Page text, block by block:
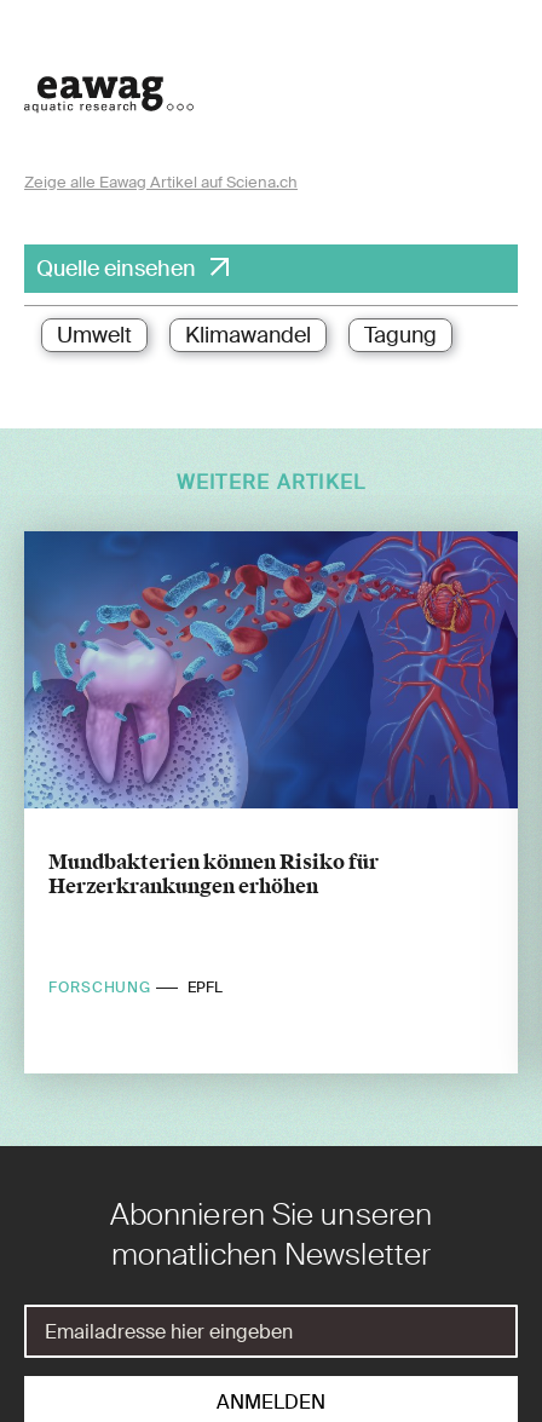
Zeige alle Eawag Artikel auf Sciena.ch
Quelle einsehen
Umwelt Klimawandel Tagung
WEITERE ARTIKEL
Mundbakterien können Risiko für
Herzerkrankungen erhöhen
FORSCHUNG EPFL
Abonnieren Sie unseren
monatlichen Newsletter